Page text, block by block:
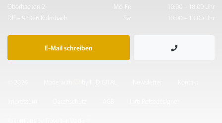
Oberhacken 2
DE – 95326 Kulmbach
Mo-Fr:
10:00 – 18:00 Uhr
Sa:
10:00 – 13:00 Uhr
E-Mail schreiben